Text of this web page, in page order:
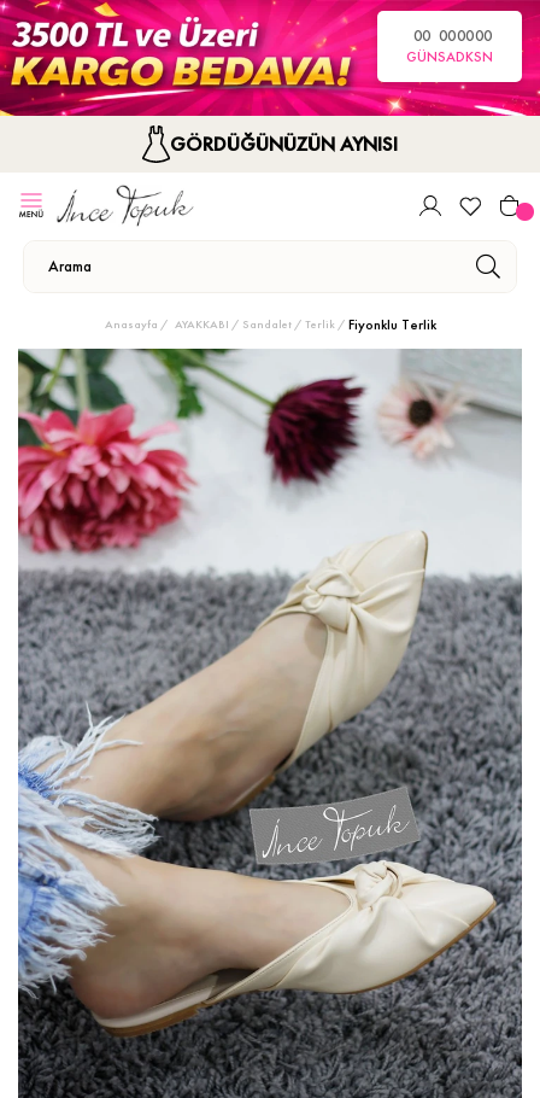
00
GÜN
00
SA
00
DK
00
SN
GÖRDÜĞÜNÜZÜN AYNISI
Anasayfa AYAKKABI Sandalet / Terlik Fiyonklu Terlik